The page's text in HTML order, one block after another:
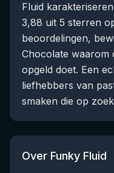
Fluid
3,88 uit 5 sterren
beoordelingen,
Chocolate waarom
opgeld doet. Een
liefhebbers van
smaken die op
Over Funky Fluid